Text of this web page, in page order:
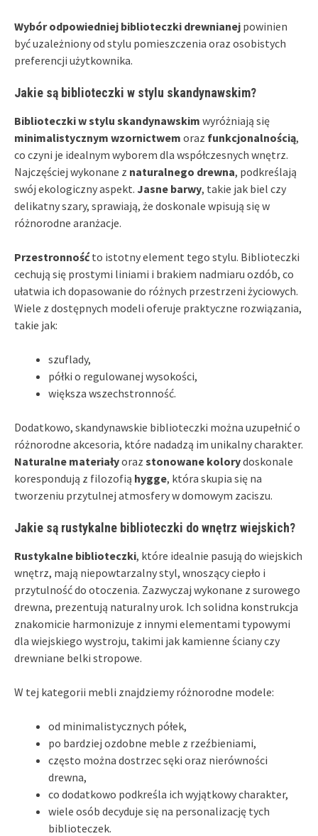
Wybór odpowiedniej biblioteczki drewnianej powinien
być uzależniony od stylu pomieszczenia oraz osobistych
preferencji użytkownika.
Jakie są biblioteczki w stylu skandynawskim?
Biblioteczki w stylu skandynawskim wyróżniają się
minimalistycznym wzornictwem oraz funkcjonalnością,
co czyni je idealnym wyborem dla współczesnych wnętrz.
Najczęściej wykonane z naturalnego drewna, podkreślają
swój ekologiczny aspekt. Jasne barwy, takie jak biel czy
delikatny szary, sprawiają, że doskonale wpisują się w
różnorodne aranżacje.
Przestronnośćto istotny element tego stylu. Biblioteczki
cechują się prostymi liniami i brakiem nadmiaru ozdób, co
ułatwia ich dopasowanie do różnych przestrzeni życiowych.
Wiele z dostępnych modeli oferuje praktyczne rozwiązania,
takie jak:
szuflady,
półki o regulowanej wysokości,
większa wszechstronność.
Dodatkowo, skandynawskie biblioteczki można uzupełnić o
różnorodne akcesoria, które nadadzą im unikalny charakter.
Naturalne materiałyoraz stonowane kolorydoskonale
korespondują z filozofią hygge, która skupia się na
tworzeniu przytulnej atmosfery w domowym zaciszu.
Jakie są rustykalne biblioteczki do wnętrz wiejskich?
Rustykalne biblioteczki, które idealnie pasują do wiejskich
wnętrz, mają niepowtarzalny styl, wnoszący ciepło i
przytulność do otoczenia. Zazwyczaj wykonane z surowego
drewna, prezentują naturalny urok. Ich solidna konstrukcja
znakomicie harmonizuje z innymi elementami typowymi
dla wiejskiego wystroju, takimi jak kamienne ściany czy
drewniane belki stropowe.
W tej kategorii mebli znajdziemy różnorodne modele:
od minimalistycznych półek,
po bardziej ozdobne meble z rzeźbieniami,
często można dostrzec sęki oraz nierówności
drewna,
co dodatkowo podkreśla ich wyjątkowy charakter,
wiele osób decyduje się na personalizację tych
biblioteczek.